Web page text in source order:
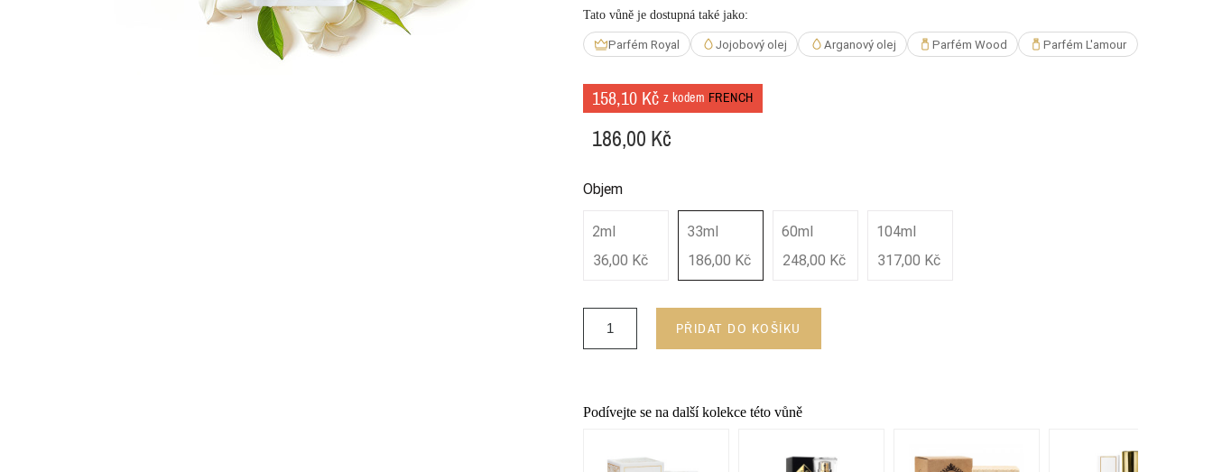
Tato vůně je dostupná také jako:
Parfém Royal Jojobový olej Arganový olej Parfém Wood Parfém L'amour
158,10 Kč z kodem FRENCH
186,00 Kč
Objem
2ml
36,00 Kč
33ml
186,00 Kč
60ml
248,00 Kč
104ml
317,00 Kč
PŘIDAT DO KOŠÍKU
Podívejte se na další kolekce této vůně